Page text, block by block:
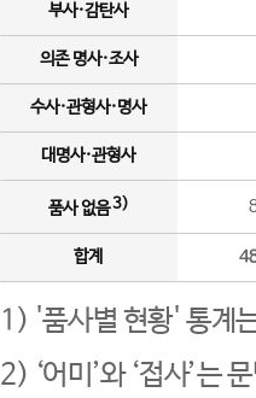
부사·감탄사
의존 명사·조사
수사·관형사·명사
대명사·관형사
품사 없음3)
합계
1) '품사별 현황' 통계
2) ‘어미’와 ‘접사’는